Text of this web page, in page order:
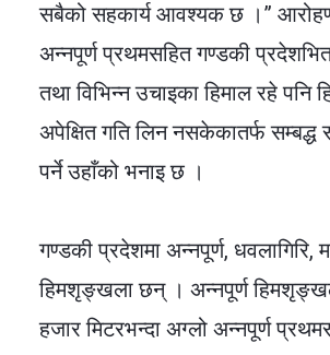
सबैको सहकार्य आवश्यक छ ।”
अन्नपूर्ण प्रथमसहित गण्डकी
तथा विभिन्न उचाइका हिमाल रहे पनि
अपेक्षित गति लिन नसकेकातर्फ सम्बद्ध
पर्ने उहाँको भनाइ छ ।
गण्डकी प्रदेशमा अन्नपूर्ण, धवलागिरि,
हिमशृङ्खला छन् । अन्नपूर्ण
हजार मिटरभन्दा अग्लो अन्नपूर्ण